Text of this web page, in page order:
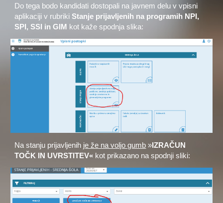
Do tega bodo kandidati dostopali na javnem delu v vpisni
aplikaciji v rubrikiStanje prijavljenih na programih NPI,
SPI, SSI in GIM kot kaže spodnja slika:
Na stanju prijavljenih je že na voljo gumb » IZRAČUN
TOČK IN UVRSTITEV« kot prikazano na spodnji sliki: